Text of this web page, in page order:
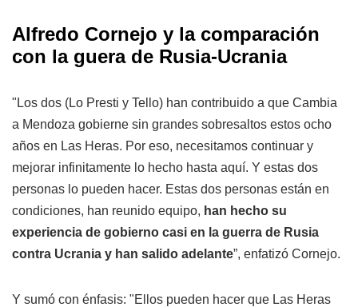
Alfredo Cornejo y la comparación
con la guera de Rusia-Ucrania
"Los dos (Lo Presti y Tello) han contribuido a que Cambia
a Mendoza gobierne sin grandes sobresaltos estos ocho
años en Las Heras. Por eso, necesitamos continuar y
mejorar infinitamente lo hecho hasta aquí. Y estas dos
personas lo pueden hacer. Estas dos personas están en
condiciones, han reunido equipo, han hecho su
experiencia de gobierno casi en la guerra de Rusia
contra Ucrania y han salido adelante”, enfatizó Cornejo.
Y sumó con énfasis: "Ellos pueden hacer que Las Heras